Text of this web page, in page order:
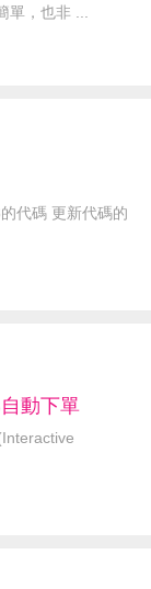
，也非 ...
代碼 更新代碼的
動下單